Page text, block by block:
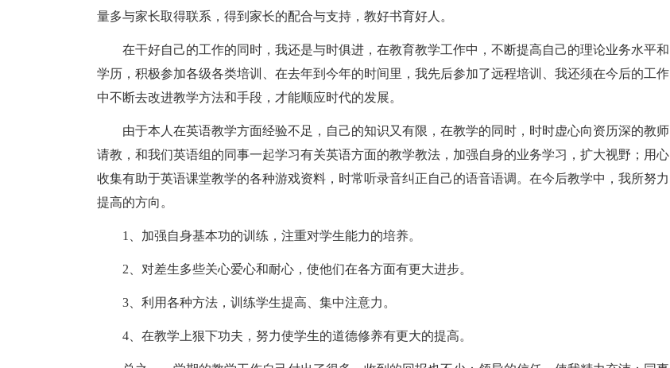
量多与家长取得联系，得到家长的配合与支持，教好书育好人。
在干好自己的工作的同时，我还是与时俱进，在教育教学工作中，不断提高自己的理论业务水平和
学历，积极参加各级各类培训、在去年到今年的时间里，我先后参加了远程培训、我还须在今后的工作
中不断去改进教学方法和手段，才能顺应时代的发展。
由于本人在英语教学方面经验不足，自己的知识又有限，在教学的同时，时时虚心向资历深的教师
请教，和我们英语组的同事一起学习有关英语方面的教学教法，加强自身的业务学习，扩大视野；用心
收集有助于英语课堂教学的各种游戏资料，时常听录音纠正自己的语音语调。在今后教学中，我所努力
提高的方向。
1、加强自身基本功的训练，注重对学生能力的培养。
2、对差生多些关心爱心和耐心，使他们在各方面有更大进步。
3、利用各种方法，训练学生提高、集中注意力。
4、在教学上狠下功夫，努力使学生的道德修养有更大的提高。